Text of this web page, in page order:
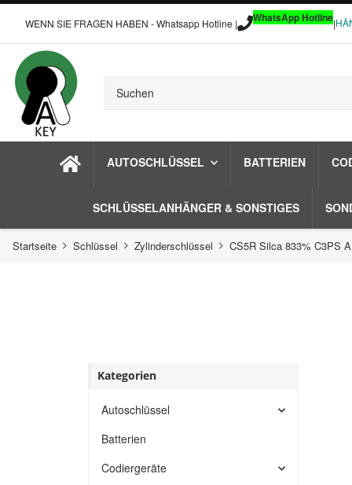
WENN SIE FRAGEN HABEN - Whatsapp Hotline | WhatsApp Hotline|
AUTOSCHLÜSSEL BATTERIEN
SCHLÜSSELANHÄNGER & SONSTIGES
Startseite Schlüssel Zylinderschlüssel CS5R Silca 833% C3PS
Kategorien
Autoschlüssel
Batterien
Codiergeräte